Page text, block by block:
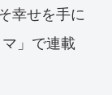
幸せを手に
」で連載